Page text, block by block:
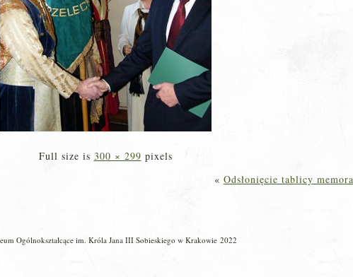
Full size is 300 × 299 pixels
« Odsłonięcie tablicy
Ogólnokształcące im. Króla Jana III Sobieskiego w Krakowie 2022